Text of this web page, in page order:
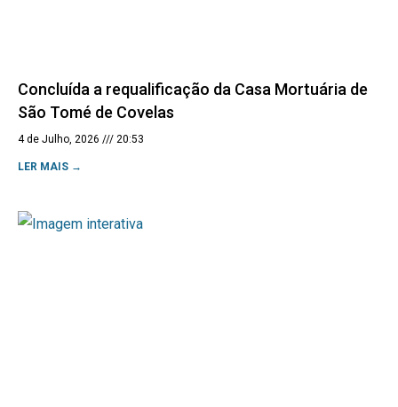
Concluída a requalificação da Casa Mortuária de
São Tomé de Covelas
4 de Julho, 2026 20:53
LER MAIS →